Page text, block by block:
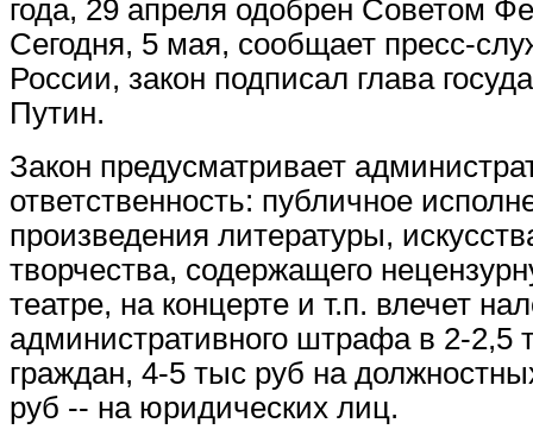
года, 29 апреля одобрен Советом
Сегодня, 5 мая, сообщает пресс-
России, закон подписал глава
Путин.
Закон предусматривает
ответственность: публичное
произведения литературы,
творчества, содержащего
театре, на концерте и т.п. влечет
административного штрафа в 2-2,5
граждан, 4-5 тыс руб на
руб -- на юридических лиц.